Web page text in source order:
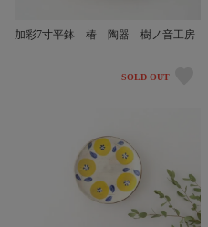
加彩7寸平鉢 椿 陶器 樹ノ音工房
SOLD OUT